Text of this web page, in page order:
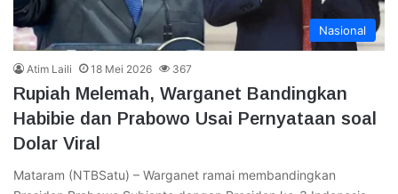
Nasional
Atim Laili 18 Mei 2026 367
Rupiah Melemah, Warganet Bandingkan
Habibie dan Prabowo Usai Pernyataan soal
Dolar Viral
Mataram (NTBSatu) – Warganet ramai membandingkan